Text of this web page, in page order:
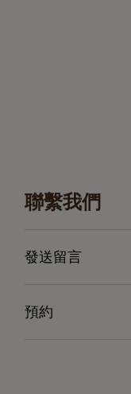
聯繫我們
發送留言
預約